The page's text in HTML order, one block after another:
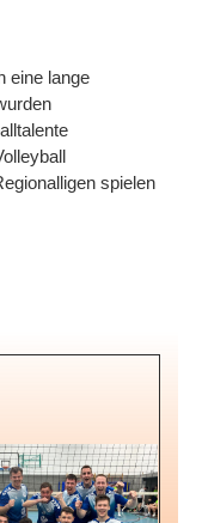
eine lange
spielen